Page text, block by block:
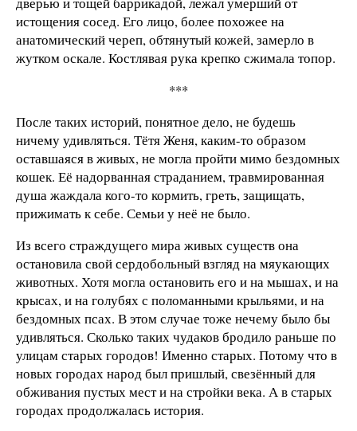
истощения сосед. Его лицо, более похожее на
анатомический череп, обтянутый кожей, замерло в
жутком оскале. Костлявая рука крепко сжимала топор.
***
После таких историй, понятное дело, не будешь
ничему удивляться. Тётя Женя, каким-то образом
оставшаяся в живых, не могла пройти мимо бездомных
кошек. Её надорванная страданием, травмированная
душа жаждала кого-то кормить, греть, защищать,
прижимать к себе. Семьи у неё не было.
Из всего страждущего мира живых существ она
остановила свой сердобольный взгляд на мяукающих
животных. Хотя могла остановить его и на мышах, и на
крысах, и на голубях с поломанными крыльями, и на
бездомных псах. В этом случае тоже нечему было бы
удивляться. Сколько таких чудаков бродило раньше по
улицам старых городов! Именно старых. Потому что в
новых городах народ был пришлый, свезённый для
обживания пустых мест и на стройки века. А в старых
городах продолжалась история.